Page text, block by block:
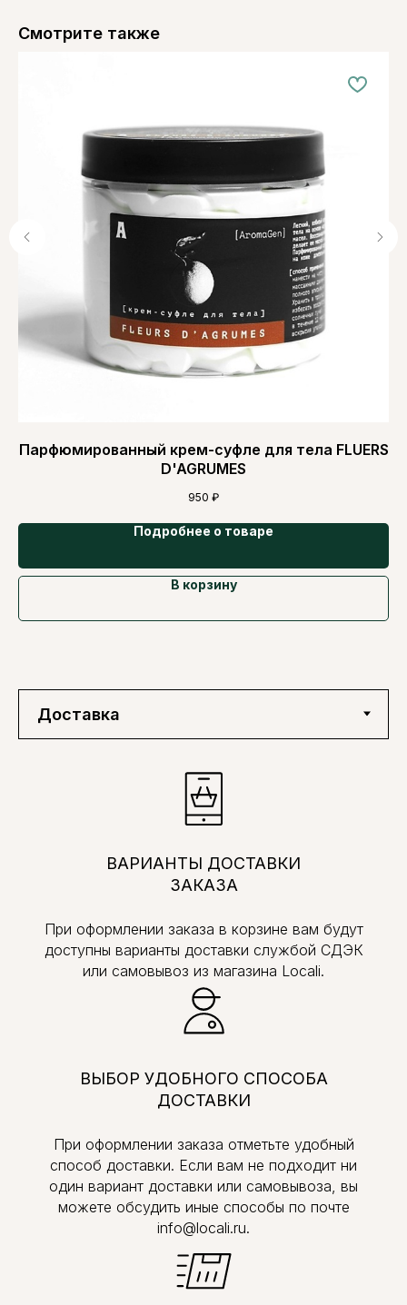
Смотрите также
Парфюмированный крем-суфле для тела FLUERS
D'AGRUMES
950 ₽
Подробнее о товаре
В корзину
ВАРИАНТЫ ДОСТАВКИ
ЗАКАЗА
При оформлении заказа в корзине вам будут
доступны варианты доставки службой СДЭК
или самовывоз из магазина Locali.
ВЫБОР УДОБНОГО СПОСОБА
ДОСТАВКИ
При оформлении заказа отметьте удобный
способ доставки. Если вам не подходит ни
один вариант доставки или самовывоза, вы
можете обсудить иные способы по почте
info@locali.ru.